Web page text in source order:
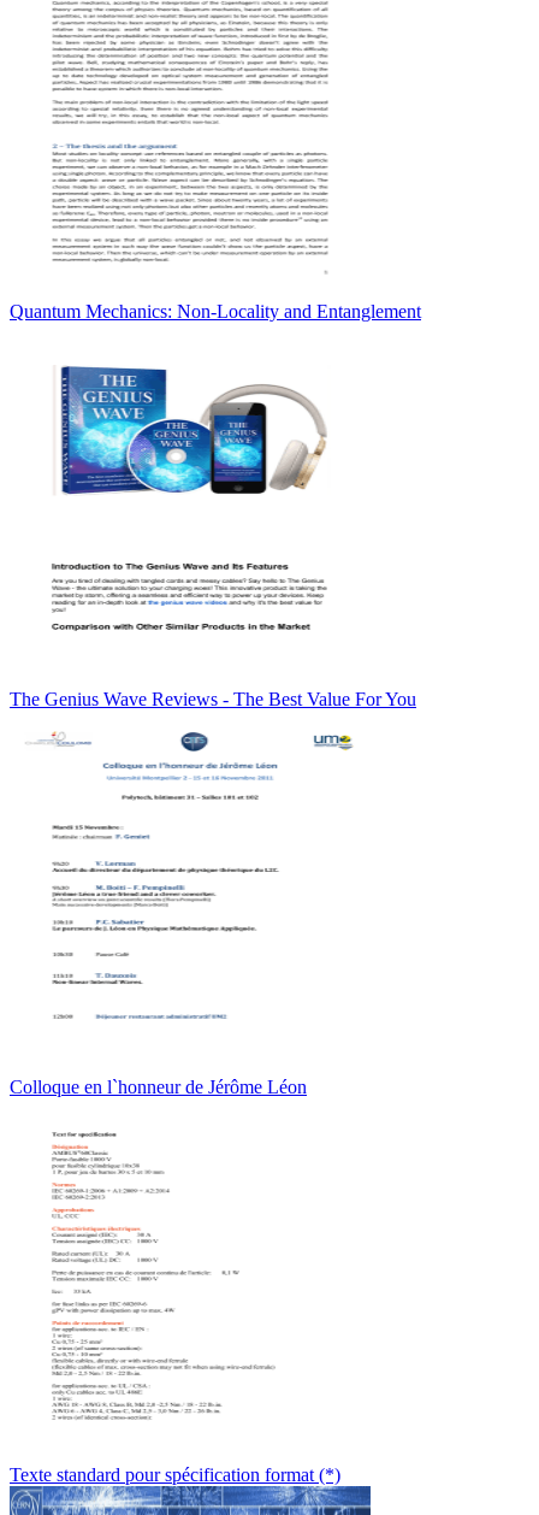
Quantum Mechanics: Non-Locality and Entanglement
The Genius Wave Reviews - The Best Value For You
Colloque en l`honneur de Jérôme Léon
Texte standard pour spécification format (*)